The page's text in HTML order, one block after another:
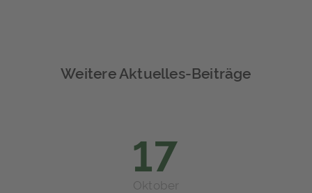
Weitere Aktuelles-Beiträge
17
Oktober